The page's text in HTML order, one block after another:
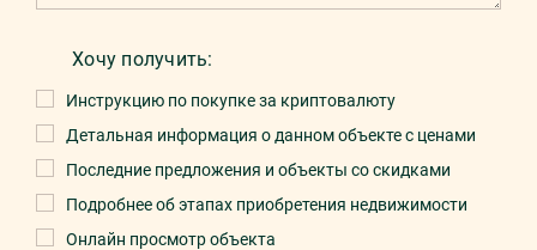
Хочу получить:
Инструкцию по покупке за криптовалюту
Детальная информация о данном объекте с ценами
Последние предложения и объекты со скидками
Подробнее об этапах приобретения недвижимости
Онлайн просмотр объекта